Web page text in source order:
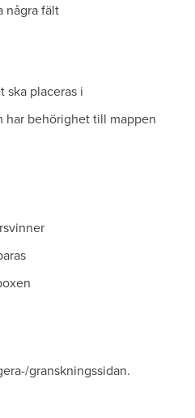
några fält
ska placeras i
har behörighet till mappen
granskningssidan.